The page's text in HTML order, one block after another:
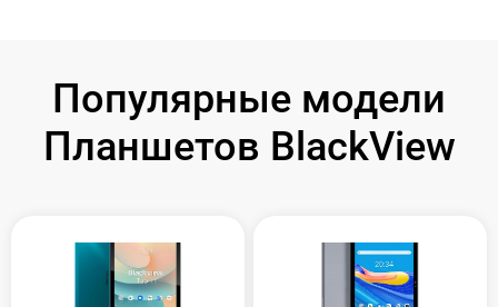
Популярные модели
Планшетов BlackView